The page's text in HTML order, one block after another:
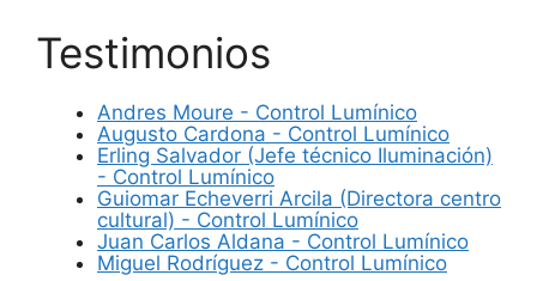
Testimonios
Andres Moure - Control Lumínico
Augusto Cardona - Control Lumínico
Erling Salvador (Jefe técnico Iluminación)
- Control Lumínico
Guiomar Echeverri Arcila (Directora centro
cultural) - Control Lumínico
Juan Carlos Aldana - Control Lumínico
Miguel Rodríguez - Control Lumínico